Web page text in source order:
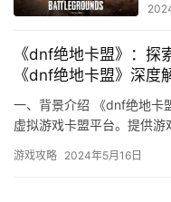
析
《dnf绝地卡盟》：探
《dnf绝地卡盟》深度
一、背景介绍 《dnf绝地卡
虚拟游戏卡盟平台。提供游
游戏攻略 2024年5月16日